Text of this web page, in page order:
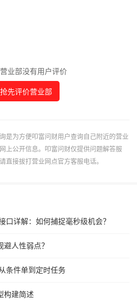
业部没有用户评价
抢先评价营业部
是为方便叩富问财用户查询自己附近的营业
上公开信息。叩富问财仅提供问题解答服
直接拔打营业网点官方客服电话。
口详解：如何捕捉毫秒级机会？
人性弱点？
条件单到定时任务
构建简述